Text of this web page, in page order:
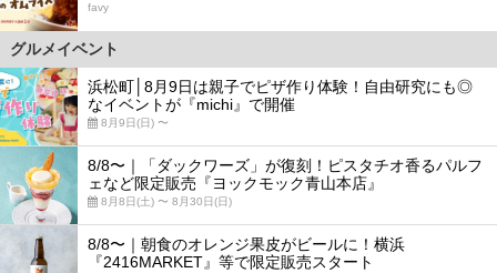
favy
グルメイベント
浜松町│8月9日は親子でピザ作り体験！自由研究にも◎
なイベントが『michi』で開催
8月9日(日) 〜
8/8〜｜「ダックワーズ」が復刻！ピスタチオ香るパルフ
ェなど限定販売『ヨックモック青山本店』
8月8日(土) 〜 8月30日(日)
8/8〜｜朝食のオレンジ果皮がビールに！横浜
『2416MARKET』等で限定販売スタート